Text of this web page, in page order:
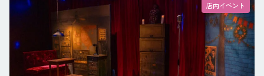
店内イベント